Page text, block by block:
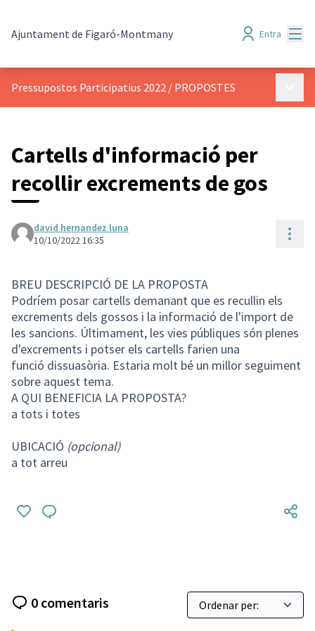
Ajuntament de Figaró-Montmany Entra
Pressupostos Participatius 2022 / PROPOSTES
Cartells d'informació per
recollir excrements de gos
david hernandez luna
10/10/2022 16:35
BREU DESCRIPCIÓ DE LA PROPOSTA
Podríem posar cartells demanant que es recullin els
excrements dels gossos i la informació de l'import de
les sancions. Últimament, les vies públiques són plenes
d'excrements i potser els cartells farien una
funció dissuasòria. Estaria molt bé un millor seguiment
sobre aquest tema.
A QUI BENEFICIA LA PROPOSTA?
a tots i totes
UBICACIÓ (opcional)
a tot arreu
0 comentaris